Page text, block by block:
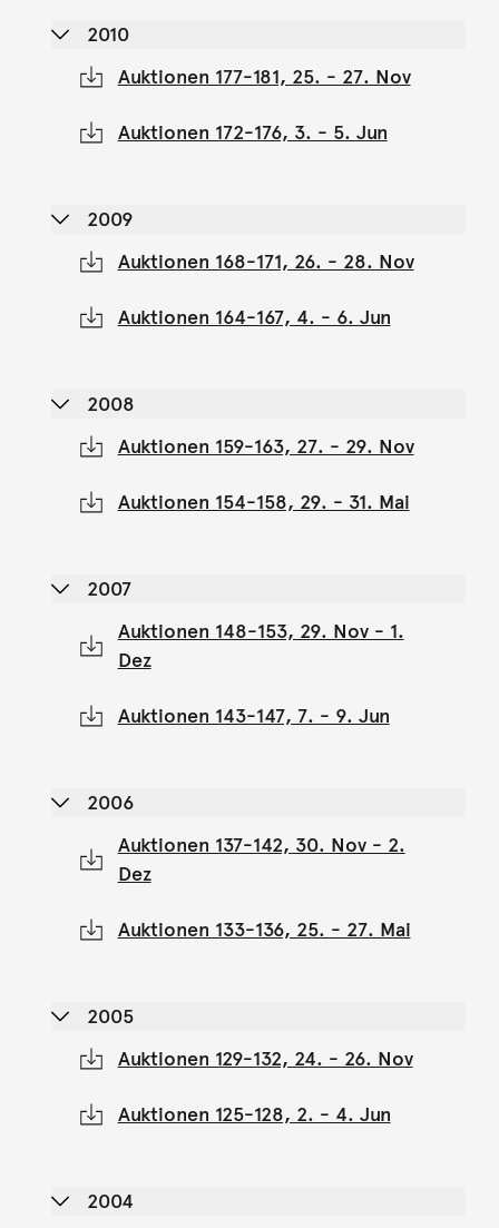
2010
Auktionen 177-181, 25. - 27. Nov
Auktionen 172-176, 3. - 5. Jun
2009
Auktionen 168-171, 26. - 28. Nov
Auktionen 164-167, 4. - 6. Jun
2008
Auktionen 159-163, 27. - 29. Nov
Auktionen 154-158, 29. - 31. Mai
2007
Auktionen 148-153, 29. Nov - 1.
Dez
Auktionen 143-147, 7. - 9. Jun
2006
Auktionen 137-142, 30. Nov - 2.
Dez
Auktionen 133-136, 25. - 27. Mai
2005
Auktionen 129-132, 24. - 26. Nov
Auktionen 125-128, 2. - 4. Jun
2004